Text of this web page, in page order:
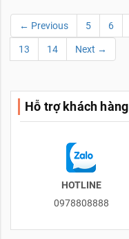
← Previous 5 6
13 14 Next →
Hỗ trợ khách hàng
HOTLINE
0978808888